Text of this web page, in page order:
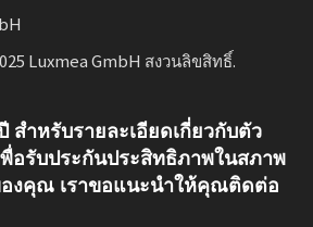
Luxmea GmbH สงวนลิขสิทธิ์.
ำหรับรายละเอียดเกี่ยวกับตัว
พื่อรับประกันประสิทธิภาพในสภาพ
งคุณ เราขอแนะนำให้คุณติดต่อ